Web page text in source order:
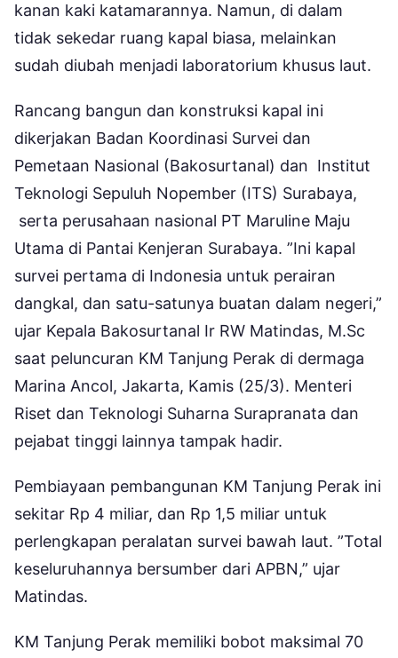
kanan kaki katamarannya. Namun, di dalam
tidak sekedar ruang kapal biasa, melainkan
sudah diubah menjadi laboratorium khusus laut.
Rancang bangun dan konstruksi kapal ini
dikerjakan Badan Koordinasi Survei dan
Pemetaan Nasional (Bakosurtanal) dan Institut
Teknologi Sepuluh Nopember (ITS) Surabaya,
serta perusahaan nasional PT Maruline Maju
Utama di Pantai Kenjeran Surabaya. ”Ini kapal
survei pertama di Indonesia untuk perairan
dangkal, dan satu-satunya buatan dalam negeri,”
ujar Kepala Bakosurtanal Ir RW Matindas, M.Sc
saat peluncuran KM Tanjung Perak di dermaga
Marina Ancol, Jakarta, Kamis (25/3). Menteri
Riset dan Teknologi Suharna Surapranata dan
pejabat tinggi lainnya tampak hadir.
Pembiayaan pembangunan KM Tanjung Perak ini
sekitar Rp 4 miliar, dan Rp 1,5 miliar untuk
perlengkapan peralatan survei bawah laut. ”Total
keseluruhannya bersumber dari APBN,” ujar
Matindas.
KM Tanjung Perak memiliki bobot maksimal 70